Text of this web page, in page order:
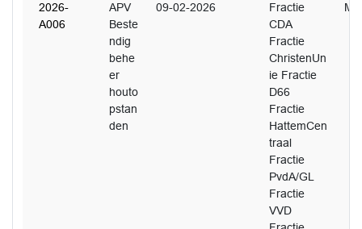
2026-
A006
APV
Beste
ndig
behe
er
houto
pstan
den
09-02-2026
Fractie
CDA
Fractie
ChristenUn
ie Fractie
D66
Fractie
HattemCen
traal
Fractie
PvdA/GL
Fractie
VVD
M.